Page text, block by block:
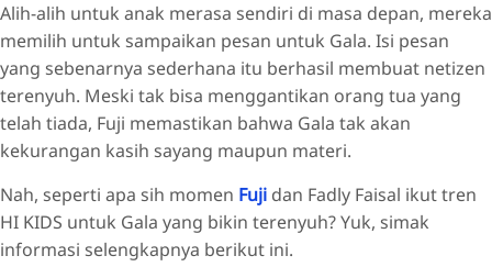
Alih-alih untuk anak merasa sendiri di masa depan, mereka
memilih untuk sampaikan pesan untuk Gala. Isi pesan
yang sebenarnya sederhana itu berhasil membuat netizen
terenyuh. Meski tak bisa menggantikan orang tua yang
telah tiada, Fuji memastikan bahwa Gala tak akan
kekurangan kasih sayang maupun materi.
Nah, seperti apa sih momen Fuji dan Fadly Faisal ikut tren
HI KIDS untuk Gala yang bikin terenyuh? Yuk, simak
informasi selengkapnya berikut ini.